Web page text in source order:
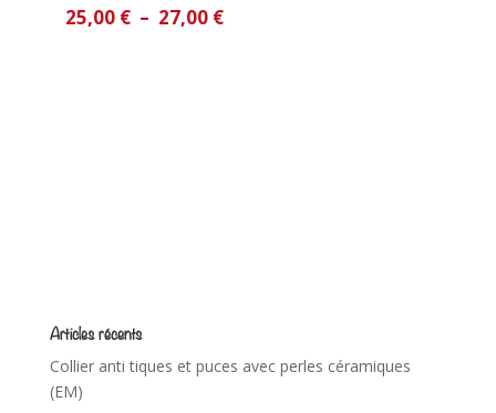
25,00 € – 27,00 €
Articles récents
Collier anti tiques et puces avec perles céramiques
(EM)